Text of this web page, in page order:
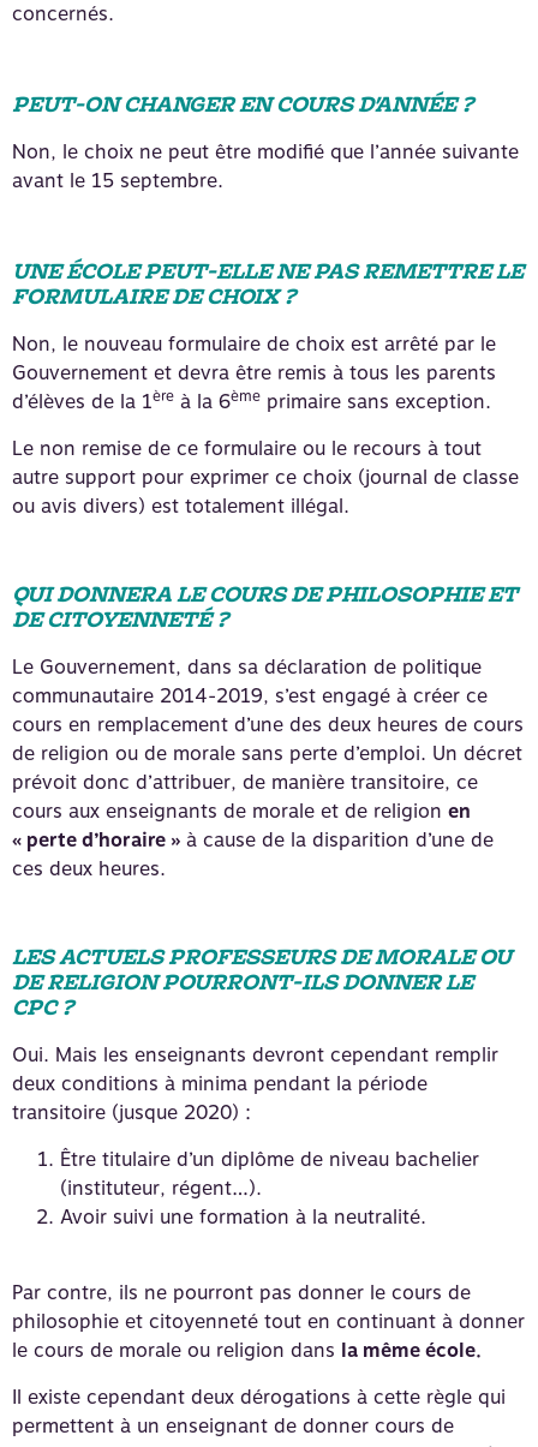
concernés.
PEUT-ON CHANGER EN COURS D’ANNÉE ?
Non, le choix ne peut être modifié que l’année suivante
avant le 15 septembre.
UNE ÉCOLE PEUT-ELLE NE PAS REMETTRE LE
FORMULAIRE DE CHOIX ?
Non, le nouveau formulaire de choix est arrêté par le
Gouvernement et devra être remis à tous les parents
d’élèves de la 1ère à la 6ème primaire sans exception.
Le non remise de ce formulaire ou le recours à tout
autre support pour exprimer ce choix (journal de classe
ou avis divers) est totalement illégal.
QUI DONNERA LE COURS DE PHILOSOPHIE ET
DE CITOYENNETÉ ?
Le Gouvernement, dans sa déclaration de politique
communautaire 2014-2019, s’est engagé à créer ce
cours en remplacement d’une des deux heures de cours
de religion ou de morale sans perte d’emploi. Un décret
prévoit donc d’attribuer, de manière transitoire, ce
cours aux enseignants de morale et de religion en
« perte d’horaire » à cause de la disparition d’une de
ces deux heures.
LES ACTUELS PROFESSEURS DE MORALE OU
DE RELIGION POURRONT-ILS DONNER LE
CPC ?
Oui. Mais les enseignants devront cependant remplir
deux conditions à minima pendant la période
transitoire (jusque 2020) :
Être titulaire d’un diplôme de niveau bachelier
(instituteur, régent…).
Avoir suivi une formation à la neutralité.
Par contre, ils ne pourront pas donner le cours de
philosophie et citoyenneté tout en continuant à donner
le cours de morale ou religion dans la même école.
Il existe cependant deux dérogations à cette règle qui
permettent à un enseignant de donner cours de